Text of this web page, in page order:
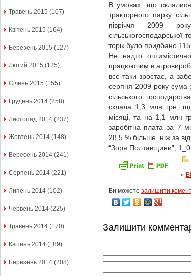
Травень 2015 (107)
Квітень 2015 (164)
Березень 2015 (127)
Лютий 2015 (125)
Січень 2015 (155)
Грудень 2014(258)
Листопад 2014(237)
Жовтень 2014(148)
Вересень 2014(241)
Серпень 2014(221)
Липень 2014(102)
Червень 2014(225)
Травень 2014(170)
Квітень 2014(189)
Березень 2014(208)
В умовах, що
тракторного парку
півріччя 2009
торік було придбано
Не надто
працюючим в
все-таки зростає, а
серпня 2009 року сума
сільського
склала 1,3 млн грн,
місяці, та на 1,1 млн
заробітна плата за 7
28,5 % більше, ніж за
“Зоря Полтавщини”,
«
Ви можете залишити
Залишити